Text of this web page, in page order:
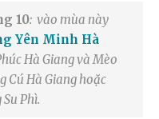
10: vào mùa này
Yên Minh Hà
Hà Giang và Mèo
Cú Hà Giang hoặc
Phì.